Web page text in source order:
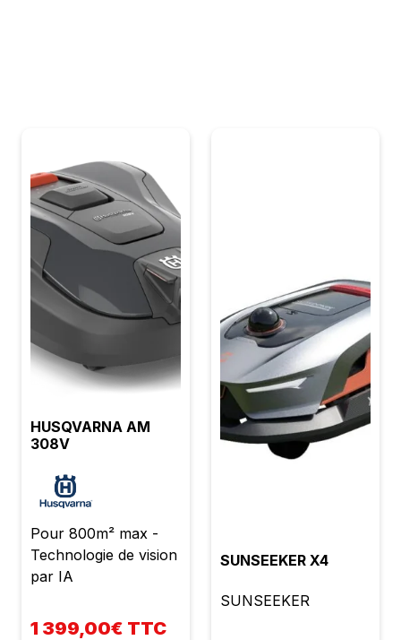
HUSQVARNA AM
308V
Pour 800m² max -
Technologie de vision
par IA
1 399,00€ TTC
SUNSEEKER X4
SUNSEEKER